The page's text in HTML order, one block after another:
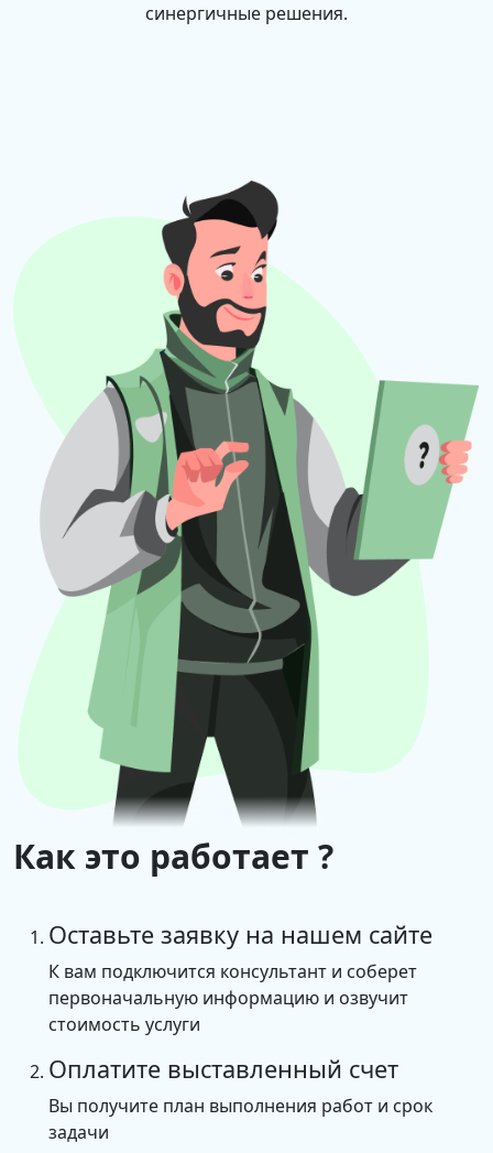
синергичные решения.
Как это работает ?
Оставьте заявку на нашем сайте
К вам подключится консультант и соберет
первоначальную информацию и озвучит
стоимость услуги
Оплатите выставленный счет
Вы получите план выполнения работ и срок
задачи